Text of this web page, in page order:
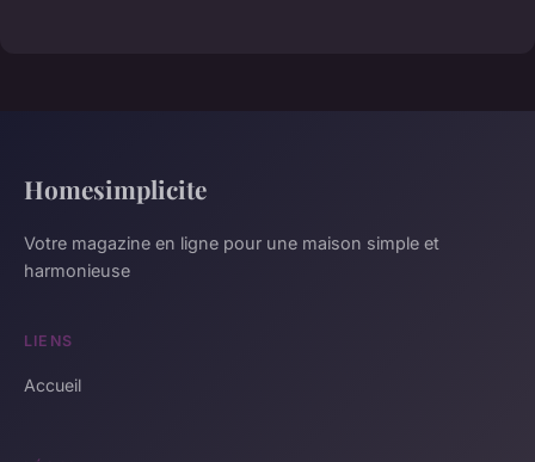
Homesimplicite
Votre magazine en ligne pour une maison simple et
harmonieuse
LIENS
Accueil